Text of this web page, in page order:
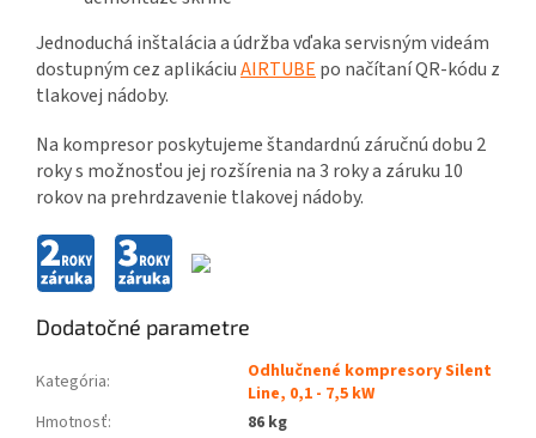
Jednoduchá inštalácia a údržba vďaka servisným videám
dostupným cez aplikáciuAIRTUBE po načítaní QR-kódu z
tlakovej nádoby.
Na kompresor poskytujeme štandardnú záručnú dobu 2
roky s možnosťou jej rozšírenia na 3 roky a záruku 10
rokov na prehrdzavenie tlakovej nádoby.
Dodatočné parametre
Kategória:
Odhlučnené kompresory Silent
Line, 0,1 - 7,5 kW
Hmotnosť:
86 kg